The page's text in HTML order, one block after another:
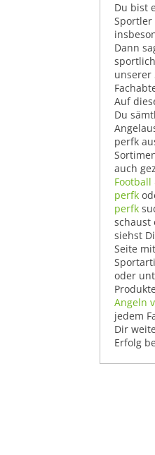
Du bist
Dann
unserer
Auf
Du
perfk
auch
Football
perfk
perfk
schaust
siehst
Seite
oder
Angeln
jedem
Dir
Erfolg